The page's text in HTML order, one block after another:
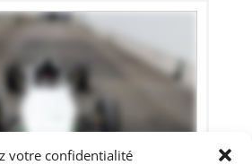
votre confidentialité